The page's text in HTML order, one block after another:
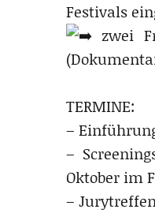
Festivals
zwei
TERMINE:
–
–
Oktober im
–